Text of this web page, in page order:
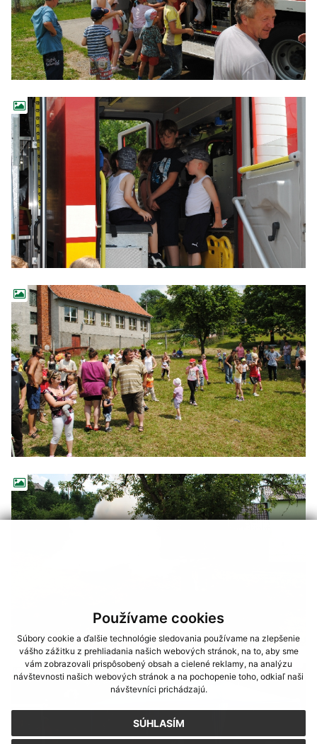
Používame cookies
Súbory cookie a ďalšie technológie sledovania používame na zlepšenie
vášho zážitku z prehliadania našich webových stránok, na to, aby sme
vám zobrazovali prispôsobený obsah a cielené reklamy, na analýzu
návštevnosti našich webových stránok a na pochopenie toho, odkiaľ naši
návštevníci prichádzajú.
SÚHLASÍM